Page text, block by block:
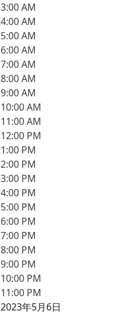
3:00 AM
4:00 AM
5:00 AM
6:00 AM
7:00 AM
8:00 AM
9:00 AM
10:00 AM
11:00 AM
12:00 PM
1:00 PM
2:00 PM
3:00 PM
4:00 PM
5:00 PM
6:00 PM
7:00 PM
8:00 PM
9:00 PM
10:00 PM
11:00 PM
2023年5月6日